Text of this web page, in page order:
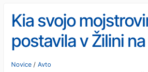
Kia svojo
postavila v Žilini na
Slovaškem
Novice / Avto